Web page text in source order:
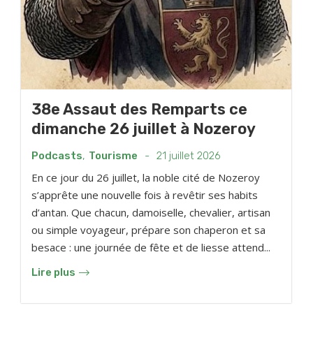
38e Assaut des Remparts ce
dimanche 26 juillet à Nozeroy
Podcasts, Tourisme - 21 juillet 2026
En ce jour du 26 juillet, la noble cité de Nozeroy
s’apprête une nouvelle fois à revêtir ses habits
d’antan. Que chacun, damoiselle, chevalier, artisan
ou simple voyageur, prépare son chaperon et sa
besace : une journée de fête et de liesse attend...
Lire plus